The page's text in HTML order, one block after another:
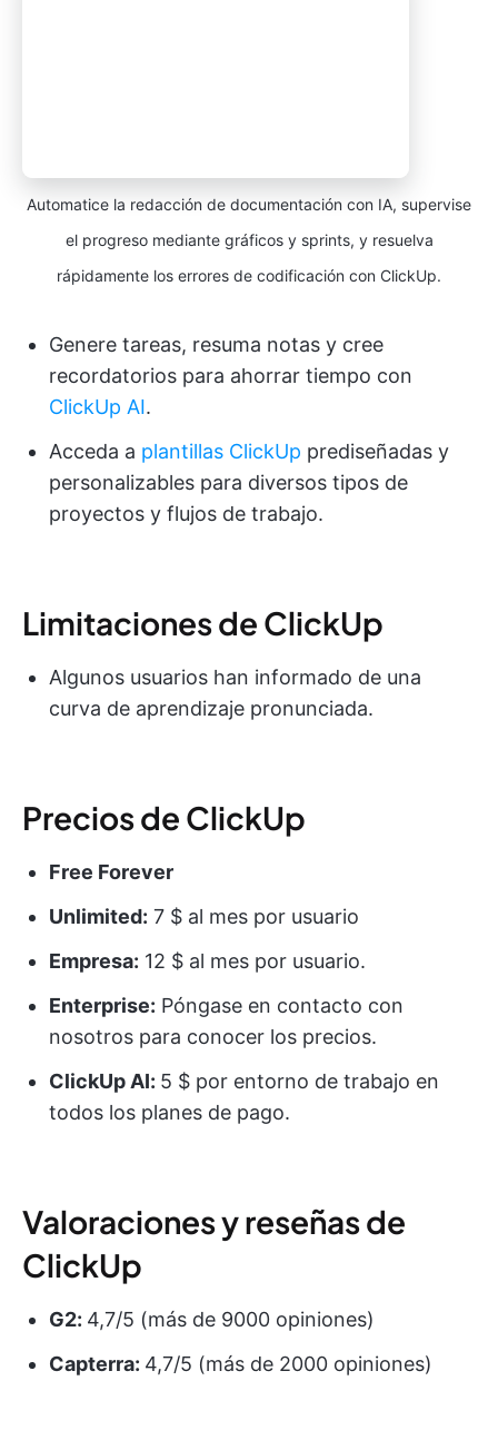
Automatice la redacción de documentación con IA, supervise
el progreso mediante gráficos y sprints, y resuelva
rápidamente los errores de codificación con ClickUp.
Genere tareas, resuma notas y cree
recordatorios para ahorrar tiempo con
ClickUp AI.
Acceda a plantillas ClickUp prediseñadas y
personalizables para diversos tipos de
proyectos y flujos de trabajo.
Limitaciones de ClickUp
Algunos usuarios han informado de una
curva de aprendizaje pronunciada.
Precios de ClickUp
Free Forever
Unlimited: 7 $ al mes por usuario
Empresa: 12 $ al mes por usuario.
Enterprise: Póngase en contacto con
nosotros para conocer los precios.
ClickUp AI: 5 $ por entorno de trabajo en
todos los planes de pago.
Valoraciones y reseñas de
ClickUp
G2: 4,7/5 (más de 9000 opiniones)
Capterra: 4,7/5 (más de 2000 opiniones)